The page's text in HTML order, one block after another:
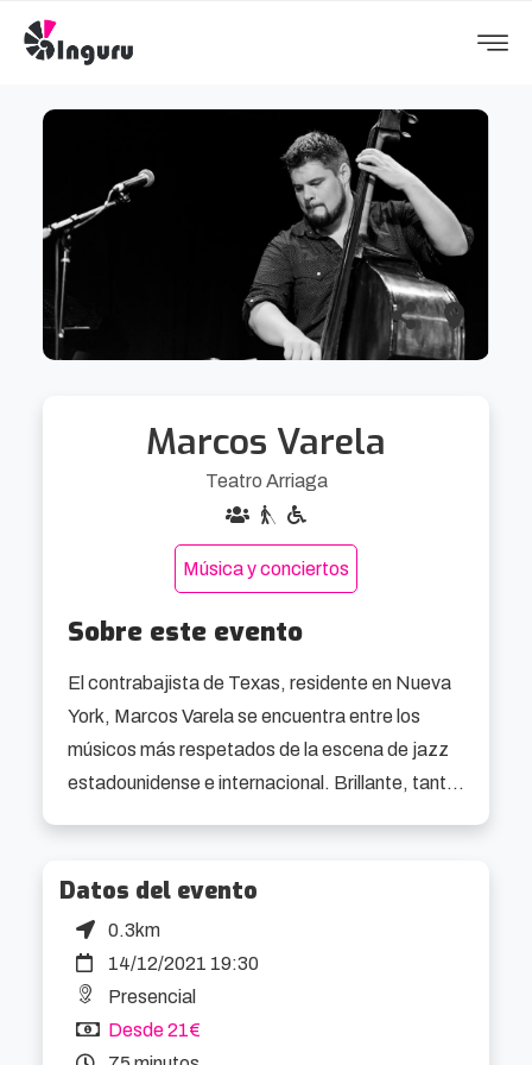
Marcos Varela
Teatro Arriaga
Música y conciertos
Sobre este evento
El contrabajista de Texas, residente en Nueva
York, Marcos Varela se encuentra entre los
músicos más respetados de la escena de jazz
estadounidense e internacional. Brillante, tanto
reconocimientos como músico, compositor,
líder, productor y educador.
Volviendo la mirada hacia la casa ancestral de
San Ygnacio Project, obteniendo 5
Datos del evento
0.3km
14/12/2021 19:30
Presencial
Desde 21€